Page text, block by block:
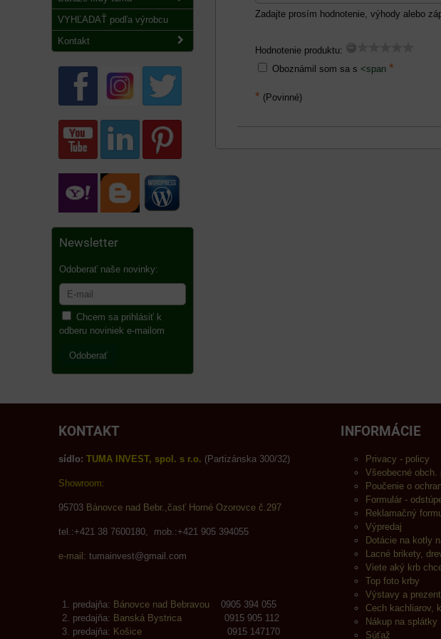
Zadajte prosím hodnotenie, výhody alebo
Hodnotenie produktu:
Oboznámil som sa s <span *
* (Povinné)
VYHĽADAŤ podľa výrobcu
Kontakt
Newsletter
Odoberať naše novinky:
Chcem sa prihlásiť k
odberu noviniek e-mailom
Odoberať
KONTAKT
sídlo: TUMA INVEST, spol. s r.o. (Partizánska 300/32)
Showroom:
95703 Bánovce nad Bebr.,časť Horné Ozorovce č.297
tel.:+421 38 7600180, mob.:+421 905 394055
e-mail: tumainvest@gmail.com
predajňa: Bánovce nad Bebravou 0905 394 055
predajňa: Banská Bystrica 0915 905 112
predajňa: Košice 0915 147170
INFORMÁCIE
Privacy - policy
Všeobecné obch.
Poučenie o
Formulár -
Reklamačný
Výpredaj
Dotácie na kotly
Lacné brikety,
Viete aký krb
Top foto krby
Výstavy a
Cech kachliarov,
Nákup na splátky
Súťaž